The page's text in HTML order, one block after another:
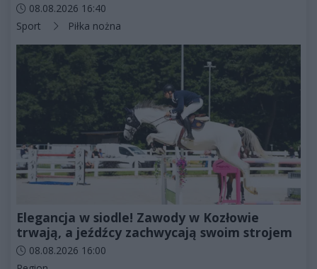
Data dodania artykułu:
08.08.2026 16:40
Kategorie artykułu:
Sport Piłka nożna
Elegancja w siodle! Zawody w Kozłowie
trwają, a jeźdźcy zachwycają swoim strojem
Data dodania artykułu:
08.08.2026 16:00